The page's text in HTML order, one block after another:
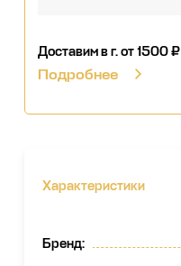
Доставим в г.от 1500 ₽
Подробнее
Характеристики
Бренд: